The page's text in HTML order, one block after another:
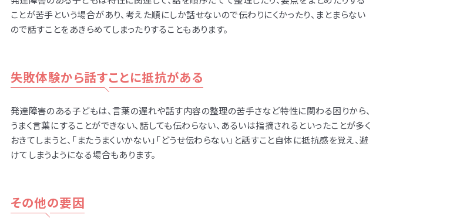
ことが苦手という場合があり、考えた順にしか話せないので伝わりにくかったり、まとまらない
ので話すことをあきらめてしまったりすることもあります。
失敗体験から話すことに抵抗がある
発達障害のある子どもは、言葉の遅れや話す内容の整理の苦手さなど特性に関わる困りから、
うまく言葉にすることができない、話しても伝わらない、あるいは指摘されるといったことが多く
おきてしまうと、「またうまくいかない」「どうせ伝わらない」と話すこと自体に抵抗感を覚え、避
けてしまうようになる場合もあります。
その他の要因